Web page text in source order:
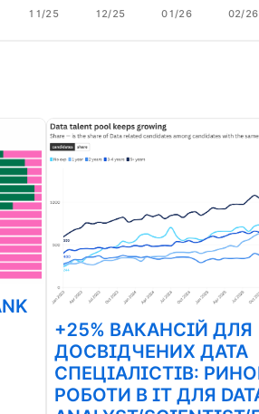
11/25 12/25 01/26 02/26
+25% ВАКАНСІЙ ДЛЯ
ДОСВІДЧЕНИХ ДАТА
СПЕЦІАЛІСТІВ:
РОБОТИ В ІТ ДЛЯ